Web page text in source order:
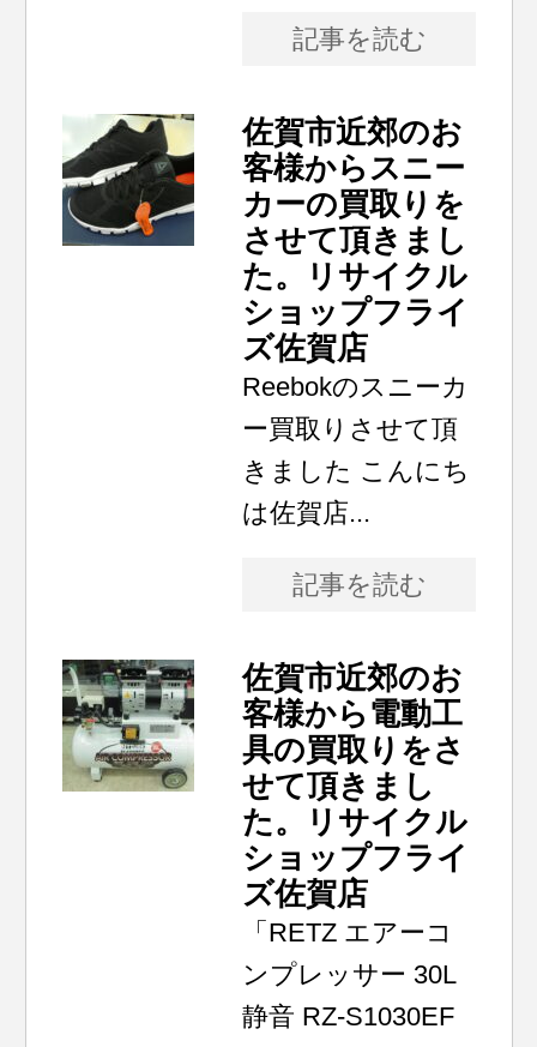
記事を読む
佐賀市近郊のお
客様からスニー
カーの買取りを
させて頂きまし
た。リサイクル
ショップフライ
ズ佐賀店
Reebokのスニーカ
ー買取りさせて頂
きました こんにち
は佐賀店...
記事を読む
佐賀市近郊のお
客様から電動工
具の買取りをさ
せて頂きまし
た。リサイクル
ショップフライ
ズ佐賀店
「RETZ エアーコ
ンプレッサー 30L
静音 RZ-S1030EF